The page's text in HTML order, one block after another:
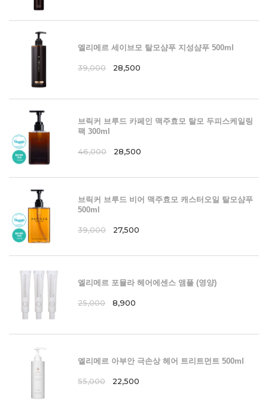
엘리메르 세이브모 탈모샴푸 지성샴푸 500ml
39,000 28,500
브릭커 브루드 카페인 맥주효모 탈모 두피스케일링
팩 300ml
46,000 28,500
브릭커 브루드 비어 맥주효모 캐스터오일 탈모샴푸
500ml
39,000 27,500
엘리메르 포뮬라 헤어에센스 앰플 (영양)
25,000 8,900
엘리메르 아부안 극손상 헤어 트리트먼트 500ml
55,000 22,500